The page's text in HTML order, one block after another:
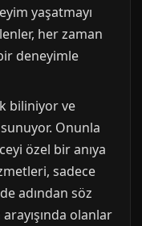
yaşatmayı
her zaman
deneyimle
biliniyor ve
Onunla
özel bir anıya
sadece
adından söz
olanlar